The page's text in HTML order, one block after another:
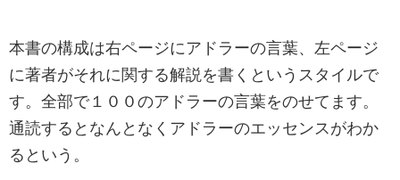
本書の構成は右ページにアドラーの言葉、左ページ
に著者がそれに関する解説を書くというスタイルで
す。全部で１００のアドラーの言葉をのせてます。
通読するとなんとなくアドラーのエッセンスがわか
るという。